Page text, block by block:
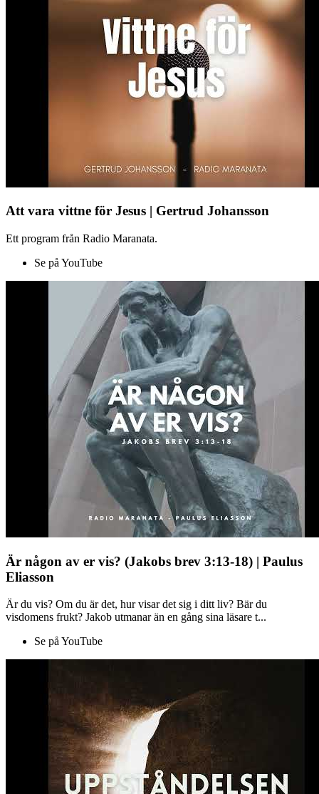
Att vara vittne för Jesus | Gertrud Johansson
Ett program från Radio Maranata.
Se på YouTube
Är någon av er vis? (Jakobs brev 3:13-18) | Paulus
Eliasson
Är du vis? Om du är det, hur visar det sig i ditt liv? Bär du
visdomens frukt? Jakob utmanar än en gång sina läsare t...
Se på YouTube